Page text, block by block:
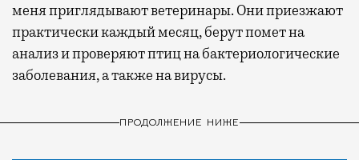
меня приглядывают ветеринары. Они приезжают
практически каждый месяц, берут помет на
анализ и проверяют птиц на бактериологические
заболевания, а также на вирусы.
ПРОДОЛЖЕНИЕ НИЖЕ